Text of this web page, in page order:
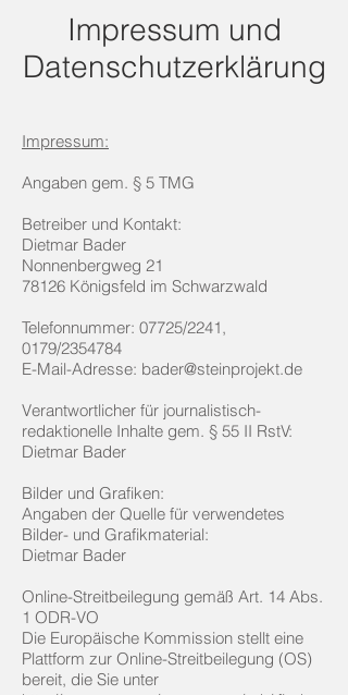
Impressum und
Datenschutzerklärung
Impressum:
Angaben gem. § 5 TMG
Betreiber und Kontakt:
Dietmar Bader
Nonnenbergweg 21
78126 Königsfeld im Schwarzwald
Telefonnummer: 07725/2241,
0179/2354784
E-Mail-Adresse: bader@steinprojekt.de
Verantwortlicher für journalistisch-
redaktionelle Inhalte gem. § 55 II RstV:
Dietmar Bader
Bilder und Grafiken:
Angaben der Quelle für verwendetes
Bilder- und Grafikmaterial:
Dietmar Bader
Online-Streitbeilegung gemäß Art. 14 Abs.
1 ODR-VO
Die Europäische Kommission stellt eine
Plattform zur Online-Streitbeilegung (OS)
bereit, die Sie unter